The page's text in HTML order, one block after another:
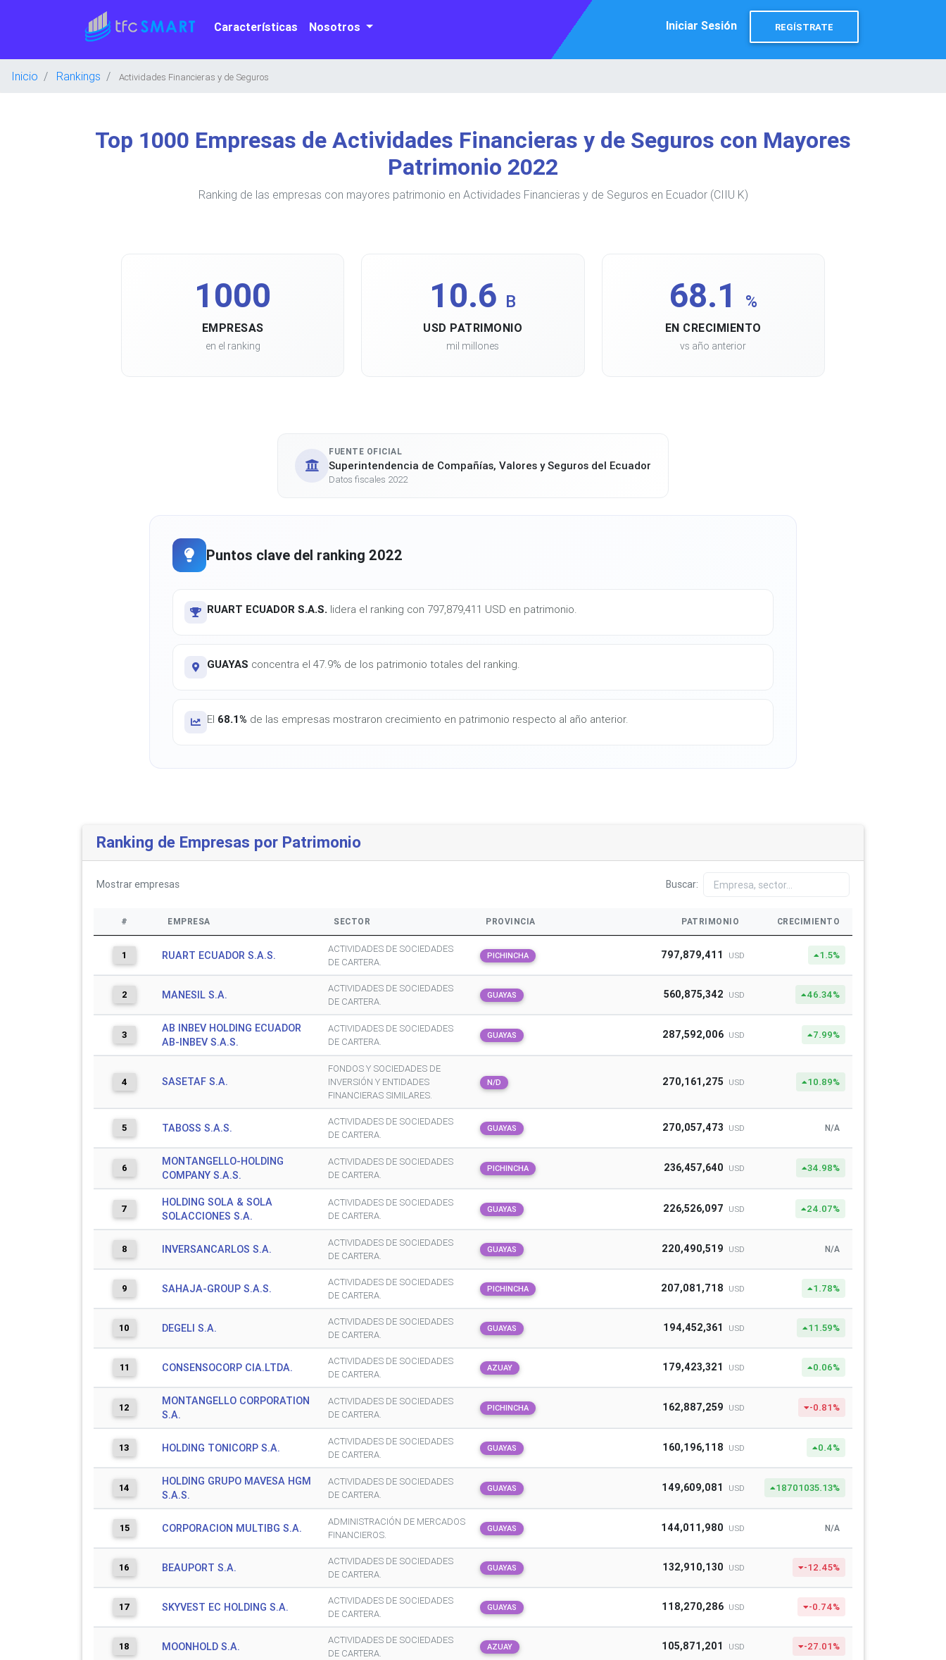
Características Nosotros Iniciar Sesión REGÍSTRATE
Inicio Rankings Actividades Financieras y de Seguros
Top 1000 Empresas de Actividades Financieras y de Seguros con Mayores
Patrimonio 2022
Ranking de las empresas con mayores patrimonio en Actividades Financieras y de Seguros en Ecuador (CIIU K)
1000
EMPRESAS
en el ranking
10.6 B
USD PATRIMONIO
mil millones
68.1 %
EN CRECIMIENTO
vs año anterior
FUENTE OFICIAL
Superintendencia de Compañías, Valores y Seguros del Ecuador
Datos fiscales 2022
Puntos clave del ranking 2022
RUART ECUADOR S.A.S. lidera el ranking con 797,879,411 USD en patrimonio.
GUAYAS concentra el 47.9% de los patrimonio totales del ranking.
El 68.1% de las empresas mostraron crecimiento en patrimonio respecto al año anterior.
Ranking de Empresas por Patrimonio
Mostrarempresas Buscar:
# EMPRESA SECTOR PROVINCIA PATRIMONIO CRECIMIENTO
1 RUART ECUADOR S.A.S.
ACTIVIDADES DE SOCIEDADES
DE CARTERA.
PICHINCHA 797,879,411 USD 1.5%
2 MANESIL S.A.
ACTIVIDADES DE SOCIEDADES
DE CARTERA.
GUAYAS 560,875,342 USD 46.34%
3
AB INBEV HOLDING ECUADOR
AB-INBEV S.A.S.
ACTIVIDADES DE SOCIEDADES
DE CARTERA.
GUAYAS 287,592,006 USD 7.99%
4 SASETAF S.A.
FONDOS Y SOCIEDADES DE
INVERSIÓN Y ENTIDADES
FINANCIERAS SIMILARES.
N/D 270,161,275 USD 10.89%
5 TABOSS S.A.S.
ACTIVIDADES DE SOCIEDADES
DE CARTERA.
GUAYAS 270,057,473 USD N/A
6
MONTANGELLO-HOLDING
COMPANY S.A.S.
ACTIVIDADES DE SOCIEDADES
DE CARTERA.
PICHINCHA 236,457,640 USD 34.98%
7
HOLDING SOLA & SOLA
SOLACCIONES S.A.
ACTIVIDADES DE SOCIEDADES
DE CARTERA.
GUAYAS 226,526,097 USD 24.07%
8 INVERSANCARLOS S.A.
ACTIVIDADES DE SOCIEDADES
DE CARTERA.
GUAYAS 220,490,519 USD N/A
9 SAHAJA-GROUP S.A.S.
ACTIVIDADES DE SOCIEDADES
DE CARTERA.
PICHINCHA 207,081,718 USD 1.78%
10 DEGELI S.A.
ACTIVIDADES DE SOCIEDADES
DE CARTERA.
GUAYAS 194,452,361 USD 11.59%
11 CONSENSOCORP CIA.LTDA.
ACTIVIDADES DE SOCIEDADES
DE CARTERA.
AZUAY 179,423,321 USD 0.06%
12
MONTANGELLO CORPORATION
S.A.
ACTIVIDADES DE SOCIEDADES
DE CARTERA.
PICHINCHA 162,887,259 USD -0.81%
13 HOLDING TONICORP S.A.
ACTIVIDADES DE SOCIEDADES
DE CARTERA.
GUAYAS 160,196,118 USD 0.4%
14
HOLDING GRUPO MAVESA HGM
S.A.S.
ACTIVIDADES DE SOCIEDADES
DE CARTERA.
GUAYAS 149,609,081 USD 18701035.13%
15 CORPORACION MULTIBG S.A.
ADMINISTRACIÓN DE MERCADOS
FINANCIEROS.
GUAYAS 144,011,980 USD N/A
16 BEAUPORT S.A.
ACTIVIDADES DE SOCIEDADES
DE CARTERA.
GUAYAS 132,910,130 USD -12.45%
17 SKYVEST EC HOLDING S.A.
ACTIVIDADES DE SOCIEDADES
DE CARTERA.
GUAYAS 118,270,286 USD -0.74%
18 MOONHOLD S.A.
ACTIVIDADES DE SOCIEDADES
DE CARTERA.
AZUAY 105,871,201 USD -27.01%